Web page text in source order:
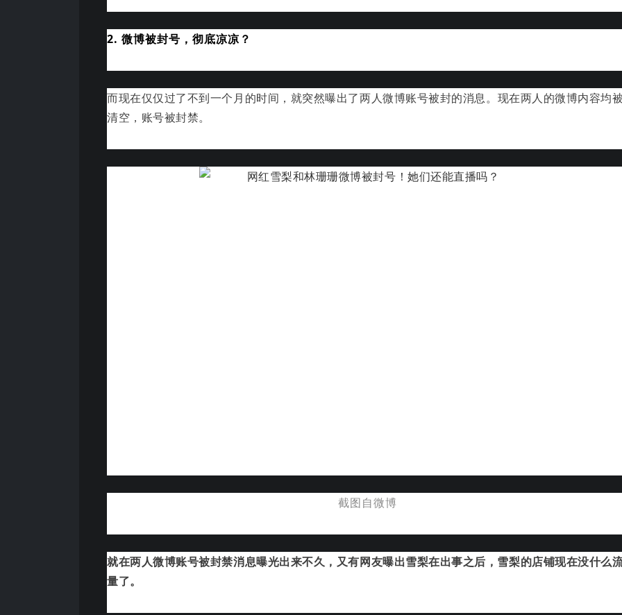
2. 微博被封号，彻底凉凉？
而现在仅仅过了不到一个月的时间， 就突然曝出了两人微博账号被封的消息。 现在两人的微博内容均
清空，账号被封禁。
截图自微博
就在两人微博账号被封禁消息曝光出来不久，又有网友曝出雪梨在出事之后，雪梨的店铺现在没什么
量了。